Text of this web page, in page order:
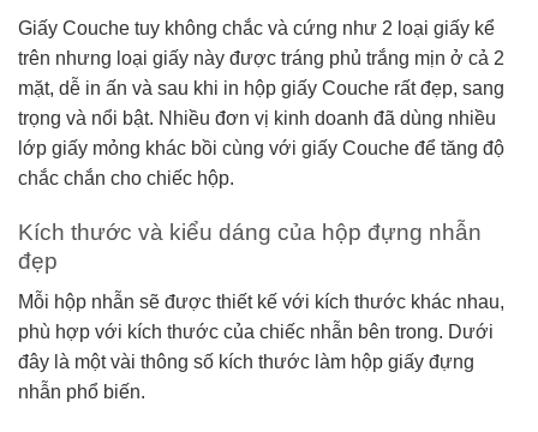
Giấy Couche tuy không chắc và cứng như 2 loại giấy kể
trên nhưng loại giấy này được tráng phủ trắng mịn ở cả 2
mặt, dễ in ấn và sau khi in hộp giấy Couche rất đẹp, sang
trọng và nổi bật. Nhiều đơn vị kinh doanh đã dùng nhiều
lớp giấy mỏng khác bồi cùng với giấy Couche để tăng độ
chắc chắn cho chiếc hộp.
Kích thước và kiểu dáng của hộp đựng nhẫn
đẹp
Mỗi hộp nhẫn sẽ được thiết kế với kích thước khác nhau,
phù hợp với kích thước của chiếc nhẫn bên trong. Dưới
đây là một vài thông số kích thước làm hộp giấy đựng
nhẫn phổ biến.